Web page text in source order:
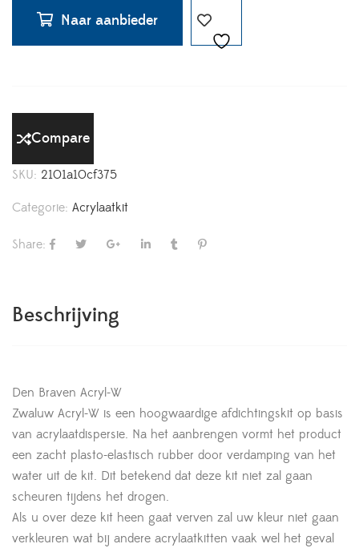
Naar aanbieder
Compare
SKU: 2101a10cf375
Categorie: Acrylaatkit
Share:
Beschrijving
Den Braven Acryl-W
Zwaluw Acryl-W is een hoogwaardige afdichtingskit op basis
van acrylaatdispersie. Na het aanbrengen vormt het product
een zacht plasto-elastisch rubber door verdamping van het
water uit de kit. Dit betekend dat deze kit niet zal gaan
scheuren tijdens het drogen.
Als u over deze kit heen gaat verven zal uw kleur niet gaan
verkleuren wat bij andere acrylaatkitten vaak wel het geval